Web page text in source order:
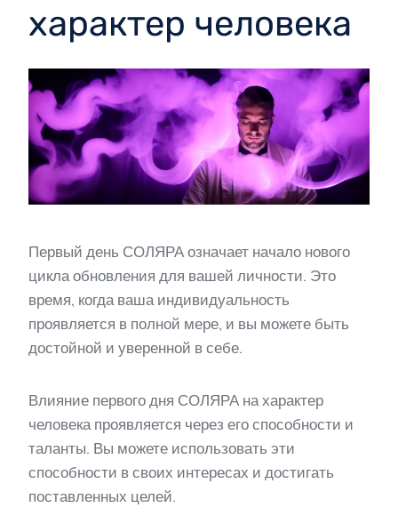
характер человека
Первый день СОЛЯРА означает начало нового
цикла обновления для вашей личности. Это
время, когда ваша индивидуальность
проявляется в полной мере, и вы можете быть
достойной и уверенной в себе.
Влияние первого дня СОЛЯРА на характер
человека проявляется через его способности и
таланты. Вы можете использовать эти
способности в своих интересах и достигать
поставленных целей.